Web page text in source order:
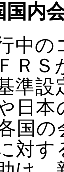
国内
中の
ＲＳ
準設
日
国
対す